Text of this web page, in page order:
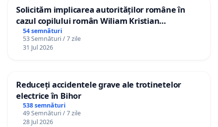
Solicităm implicarea autorităților române în
cazul copilului român Wiliam Kristian
Gheorghe, aflat în plasament în Danemarca de
12 ani
54 semnături
53 Semnături / 7 zile
31 Jul 2026
Reduceți accidentele grave ale trotinetelor
electrice în Bihor
538 semnături
49 Semnături / 7 zile
28 Jul 2026